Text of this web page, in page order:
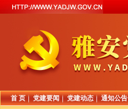
首 页 党建要闻 党建动态 通知公告